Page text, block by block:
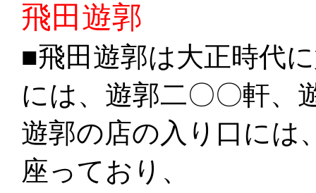
飛田遊郭
■飛田 遊郭は大正時代
には、遊郭二〇〇軒、
遊郭の店の入り口には
座っており、